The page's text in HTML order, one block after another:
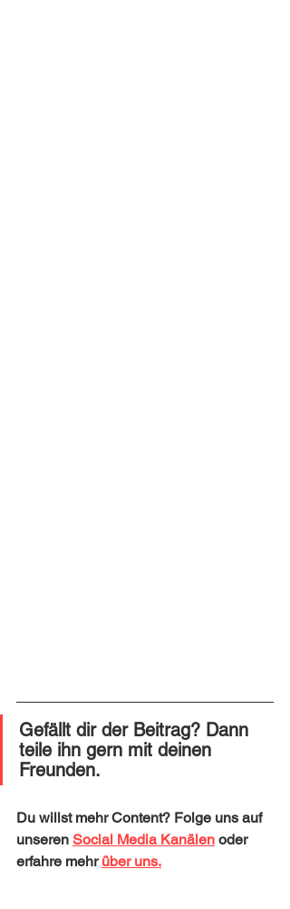
Gefällt dir der Beitrag? Dann
teile ihn gern mit deinen
Freunden.
Du willst mehr Content? Folge uns auf
unseren Social Media Kanälen oder
erfahre mehr über uns.